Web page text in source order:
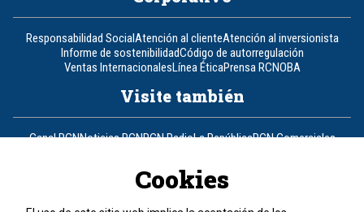
Responsabilidad SocialAtención al clienteAtención al inversionista
Informe de sostenibilidadCódigo de autorregulación
Ventas InternacionalesLínea ÉticaPrensa RCNOBA
Visite también
Canal RCNNoticias RCNRCN RadioLa RepúblicaRCN Comerciales
Un producto de RCN Televisión
Contáctenos
Cookies